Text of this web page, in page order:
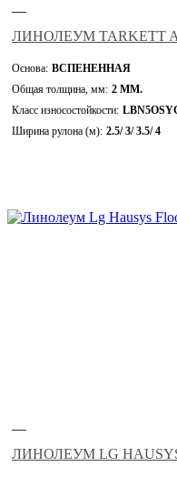
—
ЛИНОЛЕУМ TARKETT
Основа: ВСПЕНЕННАЯ
Общая толщина, мм: 2 ММ.
Класс износостойкости:
Ширина рулона (м): 2.5/ 3/ 3.5/ 4
—
ЛИНОЛЕУМ LG HAUSYS